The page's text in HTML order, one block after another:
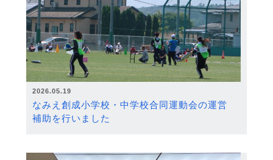
2026.05.19
なみえ創成小学校・中学校合同運動会の運営
補助を行いました